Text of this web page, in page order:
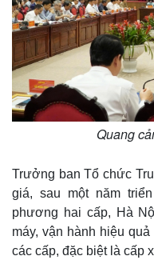
Quang
Trưởng ban Tổ chức
giá, sau một năm
phương hai cấp, Hà
máy, vận hành hiệu
các cấp, đặc biệt là cấp